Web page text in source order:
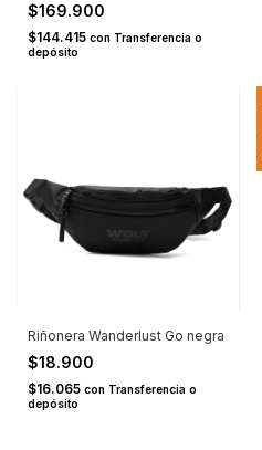
$169.900
$144.415 con Transferencia o
depósito
Riñonera Wanderlust Go negra
$18.900
$16.065 con Transferencia o
depósito